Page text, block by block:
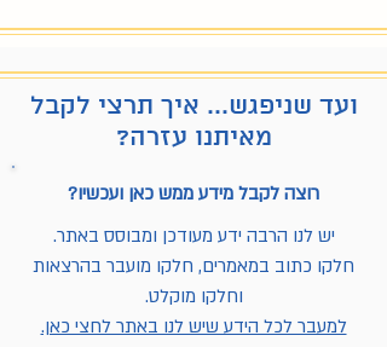
ועד שניפגש... איך תרצי לקבל
מאיתנו עזרה?
רוצה לקבל מידע ממש כאן ועכשיו?
יש לנו הרבה ידע מעודכן ומבוסס באתר.
חלקו כתוב במאמרים, חלקו מועבר בהרצאות
וחלקו מוקלט.
למעבר לכל הידע שיש לנו באתר לחצי כאן.